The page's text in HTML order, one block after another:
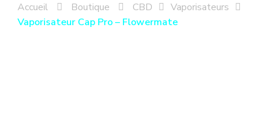
Accueil Boutique CBD
Vaporisateurs
Vaporisateur Cap Pro – Flowermate